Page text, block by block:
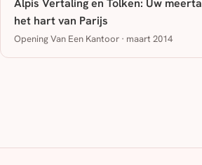
Alpis Vertaling en Tolken: Uw
het hart van Parijs
Opening Van Een Kantoor · maart 2014